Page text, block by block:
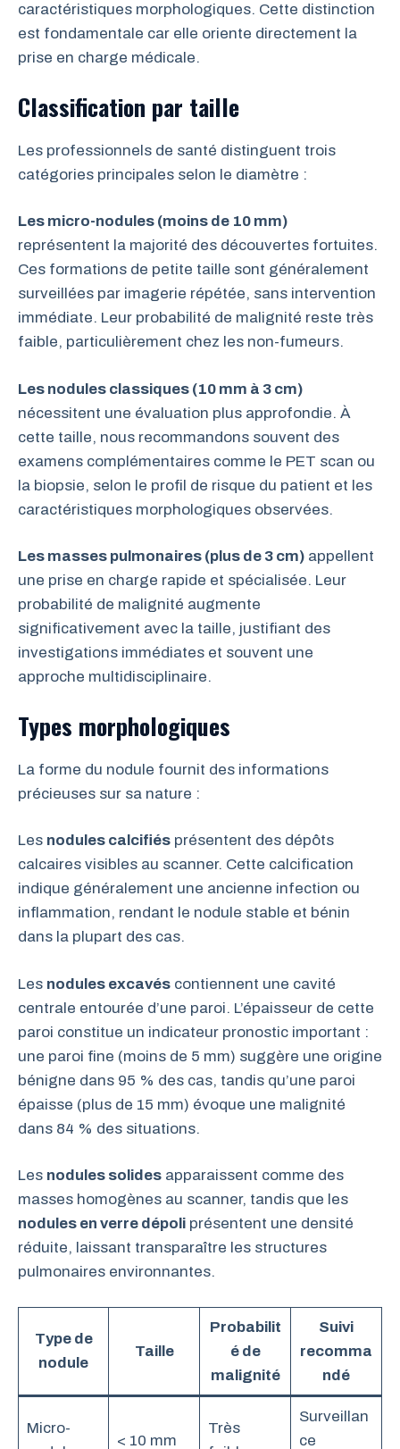
caractéristiques morphologiques. Cette distinction
est fondamentale car elle oriente directement la
prise en charge médicale.
Classification par taille
Les professionnels de santé distinguent trois
catégories principales selon le diamètre :
Les micro-nodules (moins de 10 mm)
représentent la majorité des découvertes fortuites.
Ces formations de petite taille sont généralement
surveillées par imagerie répétée, sans intervention
immédiate. Leur probabilité de malignité reste très
faible, particulièrement chez les non-fumeurs.
Les nodules classiques (10 mm à 3 cm)
nécessitent une évaluation plus approfondie. À
cette taille, nous recommandons souvent des
examens complémentaires comme le PET scan ou
la biopsie, selon le profil de risque du patient et les
caractéristiques morphologiques observées.
Les masses pulmonaires (plus de 3 cm) appellent
une prise en charge rapide et spécialisée. Leur
probabilité de malignité augmente
significativement avec la taille, justifiant des
investigations immédiates et souvent une
approche multidisciplinaire.
Types morphologiques
La forme du nodule fournit des informations
précieuses sur sa nature :
Les nodules calcifiés présentent des dépôts
calcaires visibles au scanner. Cette calcification
indique généralement une ancienne infection ou
inflammation, rendant le nodule stable et bénin
dans la plupart des cas.
Les nodules excavés contiennent une cavité
centrale entourée d’une paroi. L’épaisseur de cette
paroi constitue un indicateur pronostic important :
une paroi fine (moins de 5 mm) suggère une origine
bénigne dans 95 % des cas, tandis qu’une paroi
épaisse (plus de 15 mm) évoque une malignité
dans 84 % des situations.
Les nodules solides apparaissent comme des
masses homogènes au scanner, tandis que les
nodules en verre dépoli présentent une densité
réduite, laissant transparaître les structures
pulmonaires environnantes.
Type de
nodule
Taille
Probabilit
é de
malignité
Suivi
recomma
ndé
Micro-
< 10 mm
Très
Surveillan
ce